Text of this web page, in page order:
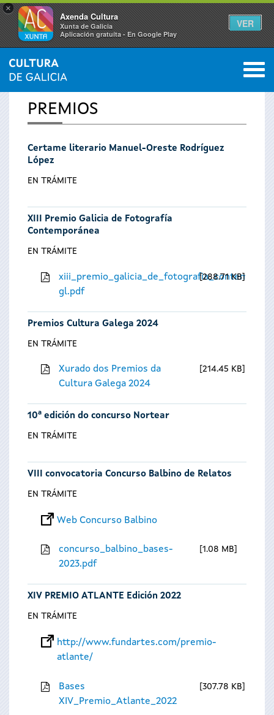
×
Axenda Cultura
Xunta de Galicia
Aplicación gratuíta - En Google Play
VER
Vostede
está
aquí
INICIO 0
PREMIOS
Certame literario Manuel-Oreste Rodríguez
López
EN TRÁMITE
XIII Premio Galicia de Fotografía
Contemporánea
EN TRÁMITE
gl.pdf
288.71 KB
Premios Cultura Galega 2024
EN TRÁMITE
Xurado dos Premios da
Cultura Galega 2024
214.45 KB
10ª edición do concurso Nortear
EN TRÁMITE
VIII convocatoria Concurso Balbino de Relatos
EN TRÁMITE
Web Concurso Balbino
concurso_balbino_bases-
2023.pdf
1.08 MB
XIV PREMIO ATLANTE Edición 2022
EN TRÁMITE
http://www.fundartes.com/premio-
atlante/
Bases
XIV_Premio_Atlante_2022
307.78 KB